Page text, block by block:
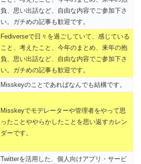
負、思い出話など、自由な内容でご参加下さ
い。ガチめの記事も歓迎です。
Fediverseで日々を過ごしていて、感じている
こと、考えたこと、今年のまとめ、来年の抱
負、思い出話など、自由な内容でご参加下さ
い。ガチめの記事も歓迎です。
Misskeyのことであればなんでも結構です。
Misskeyでモデレーターや管理者をやって思
ったことややらかしたことを思い返すカレン
ダーです。
Twitterを活用した、個人向けアプリ・サービ